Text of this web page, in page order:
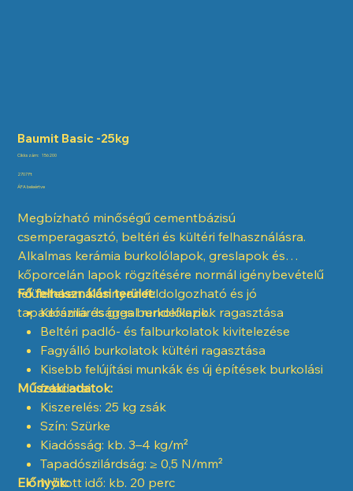
Baumit Basic -25kg
Cikkszám: Cikkszám:
156200
Ár
2707 Ft
ÁFA beleértve
Megbízható minőségű cementbázisú
csemperagasztó, beltéri és kültéri felhasználásra.
Alkalmas kerámia burkolólapok, greslapok és
kőporcelán lapok rögzítésére normál igénybevételű
felületeken. Könnyen feldolgozható és jó
tapadószilárdsággal rendelkezik.
Fő felhasználási terület:
Kerámia és gres burkolólapok ragasztása
Beltéri padló- és falburkolatok kivitelezése
Fagyálló burkolatok kültéri ragasztása
Kisebb felújítási munkák és új építések burkolási
feladatai
Műszaki adatok:
Kiszerelés: 25 kg zsák
Szín: Szürke
Kiadósság: kb. 3–4 kg/m²
Tapadószilárdság: ≥ 0,5 N/mm²
Nyitott idő: kb. 20 perc
Előnyök: